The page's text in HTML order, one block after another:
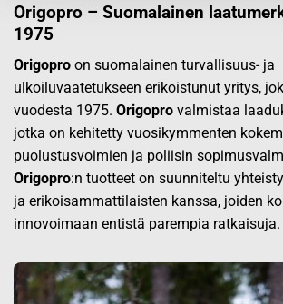
Origopro – Suomalainen
1975
Origopro on suomalainen turvallisuus- ja
ulkoiluvaatetukseen erikoistunut yritys,
vuodesta 1975. Origopro valmistaa
jotka on kehitetty vuosikymmenten
puolustusvoimien ja poliisin
Origopro:n tuotteet on suunniteltu
ja erikoisammattilaisten kanssa, joiden
innovoimaan entistä parempia ratkaisuja.